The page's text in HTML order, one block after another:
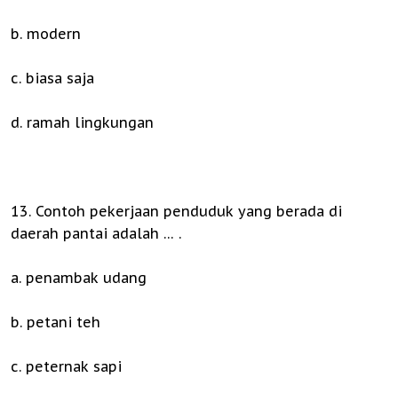
b. modern
c. biasa saja
d. ramah lingkungan
13. Contoh pekerjaan penduduk yang berada di
daerah pantai adalah … .
a. penambak udang
b. petani teh
c. peternak sapi